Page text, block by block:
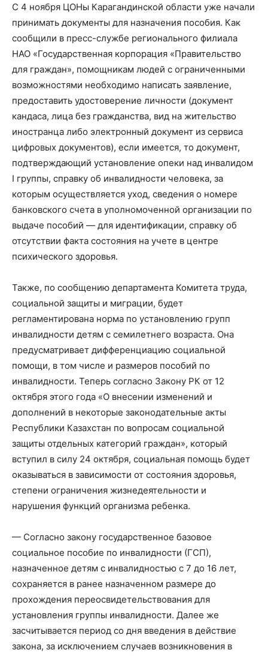
С 4 ноября ЦОНы Карагандинской области уже начали
принимать документы для назначения пособия. Как
сообщили в пресс-службе регионального филиала
НАО «Государственная корпорация «Правительство
для граждан», помощникам людей с ограниченными
возможностями необходимо написать заявление,
предоставить удостоверение личности (документ
кандаса, лица без гражданства, вид на жительство
иностранца либо электронный документ из сервиса
цифровых документов), если имеется, то документ,
подтверждающий установление опеки над инвалидом
I группы, справку об инвалидности человека, за
которым осуществляется уход, сведения о номере
банковского счета в уполномоченной организации по
выдаче пособий — для идентификации, справку об
отсутствии факта состояния на учете в центре
психического здоровья.
Также, по сообщению департамента Комитета труда,
социальной защиты и миграции, будет
регламентирована норма по установлению групп
инвалидности детям с семилетнего возраста. Она
предусматривает дифференциацию социальной
помощи, в том числе и размеров пособий по
инвалидности. Теперь согласно Закону РК от 12
октября этого года «О внесении изменений и
дополнений в некоторые законодательные акты
Республики Казахстан по вопросам социальной
защиты отдельных категорий граждан», который
вступил в силу 24 октября, социальная помощь будет
оказываться в зависимости от состояния здоровья,
степени ограничения жизнедеятельности и
нарушения функций организма ребенка.
— Согласно закону государственное базовое
социальное пособие по инвалидности (ГСП),
назначенное детям с инвалидностью с 7 до 16 лет,
сохраняется в ранее назначенном размере до
прохождения переосвидетельствования для
установления группы инвалидности. Далее же
засчитывается период со дня введения в действие
закона, за исключением случаев возникновения в